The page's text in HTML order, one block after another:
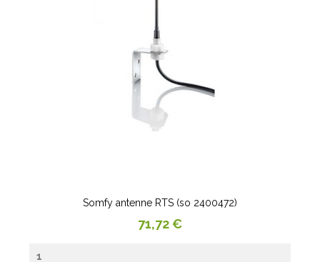
Somfy antenne RTS (so 2400472)
Prix
71,72 €